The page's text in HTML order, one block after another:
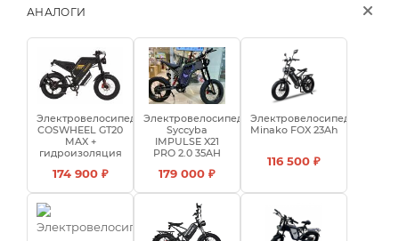
АНАЛОГИ
Электровелосипед
COSWHEEL GT20
MAX +
гидроизоляция
174 900 ₽
Электровелосипед
Syccyba
IMPULSE X21
PRO 2.0 35AH
179 000 ₽
Электровелосипед
Minako FOX 23Ah
116 500 ₽